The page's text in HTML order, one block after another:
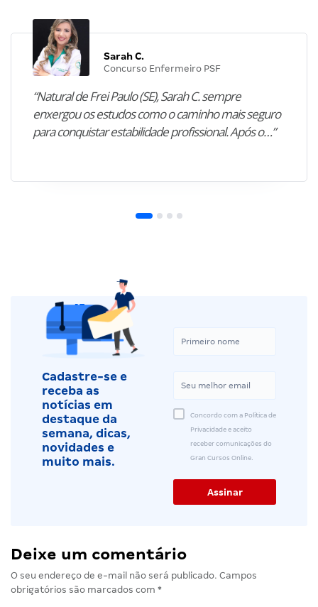
Sarah C.
Concurso Enfermeiro PSF
“Natural de Frei Paulo (SE), Sarah C. sempre
enxergou os estudos como o caminho mais seguro
para conquistar estabilidade profissional. Após o…”
Cadastre-se e
receba as
notícias em
destaque da
semana, dicas,
novidades e
muito mais.
Concordo com a Política de
Privacidade e aceito
receber comunicações do
Gran Cursos Online.
Deixe um comentário
O seu endereço de e-mail não será publicado. Campos
obrigatórios são marcados com *